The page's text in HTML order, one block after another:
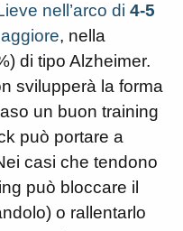
nell’arco di 4-5
, nella
di tipo Alzheimer.
svilupperà la forma
un buon training
può portare a
casi che tendono
può bloccare il
o rallentarlo